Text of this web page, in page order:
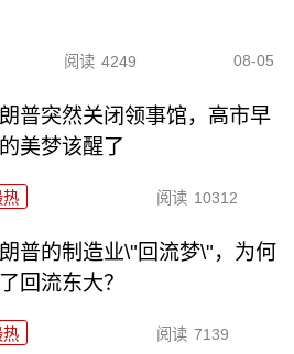
阅读 4249 08-05
普突然关闭领事馆，高市早
美梦该醒了
热 阅读 10312
普的制造业\"回流梦\"，为何
回流东大？
热 阅读 7139